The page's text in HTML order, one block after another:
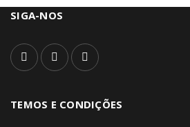
SIGA-NOS
TEMOS E CONDIÇÕES